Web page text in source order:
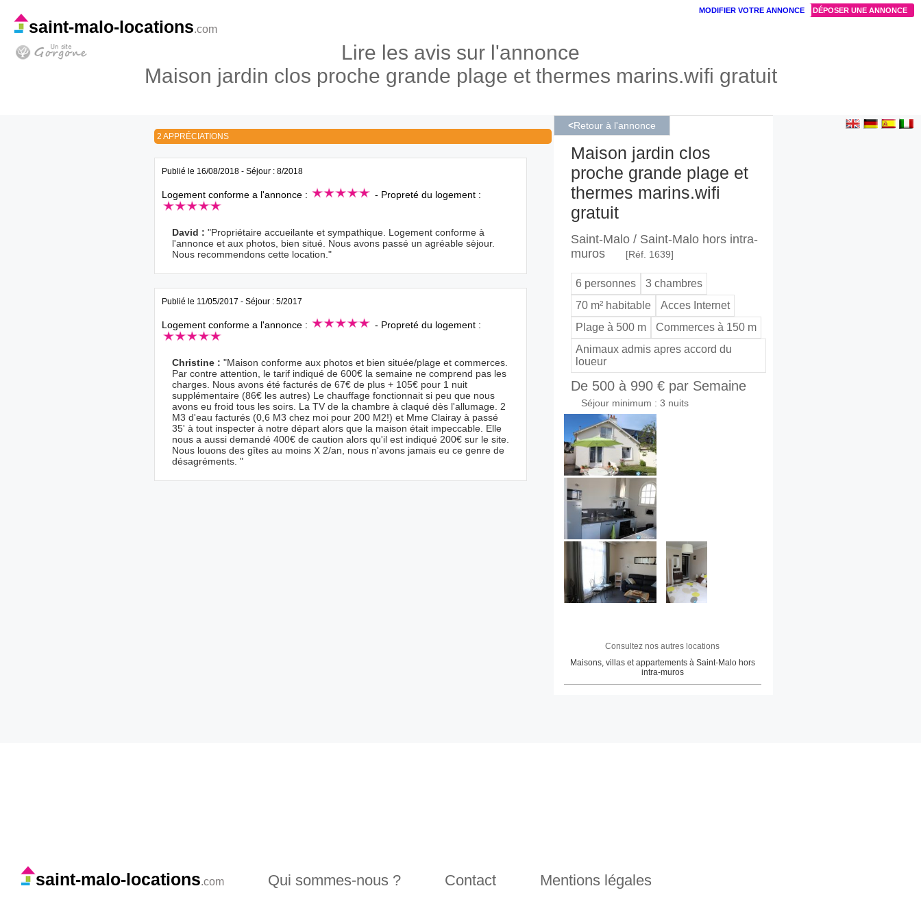
Lire les avis sur l'annonce
Maison jardin clos proche grande plage et thermes marins.wifi gratuit
saint-malo-locations.com
2 APPRÉCIATIONS
Publié le 16/08/2018 - Séjour : 8/2018
Logement conforme a l'annonce : - Propreté du logement :
David : "Propriétaire accueilante et sympathique. Logement conforme à
l'annonce et aux photos, bien situé. Nous avons passé un agréable sèjour.
Nous recommendons cette location."
Publié le 11/05/2017 - Séjour : 5/2017
Logement conforme a l'annonce : - Propreté du logement :
Christine : "Maison conforme aux photos et bien située/plage et commerces.
Par contre attention, le tarif indiqué de 600€ la semaine ne comprend pas les
charges. Nous avons été facturés de 67€ de plus + 105€ pour 1 nuit
supplémentaire (86€ les autres) Le chauffage fonctionnait si peu que nous
avons eu froid tous les soirs. La TV de la chambre à claqué dès l'allumage. 2
M3 d'eau facturés (0,6 M3 chez moi pour 200 M2!) et Mme Clairay à passé
35' à tout inspecter à notre départ alors que la maison était impeccable. Elle
nous a aussi demandé 400€ de caution alors qu'il est indiqué 200€ sur le site.
Nous louons des gîtes au moins X 2/an, nous n'avons jamais eu ce genre de
désagréments. "
<Retour à l'annonce
Maison jardin clos
proche grande plage et
thermes marins.wifi
gratuit
Saint-Malo / Saint-Malo hors intra-
muros
[Réf. 1639]
6 personnes
3 chambres
70 m² habitable
Acces Internet
Plage à 500 m
Commerces à 150 m
Animaux admis apres accord du
loueur
De 500 à 990 € par Semaine
Séjour minimum : 3 nuits
Consultez nos autres locations
Maisons, villas et appartements à Saint-Malo hors
intra-muros
DÉPOSER UNE ANNONCE
MODIFIER VOTRE ANNONCE
saint-malo-locations.com Qui sommes-nous ? Contact Mentions légales